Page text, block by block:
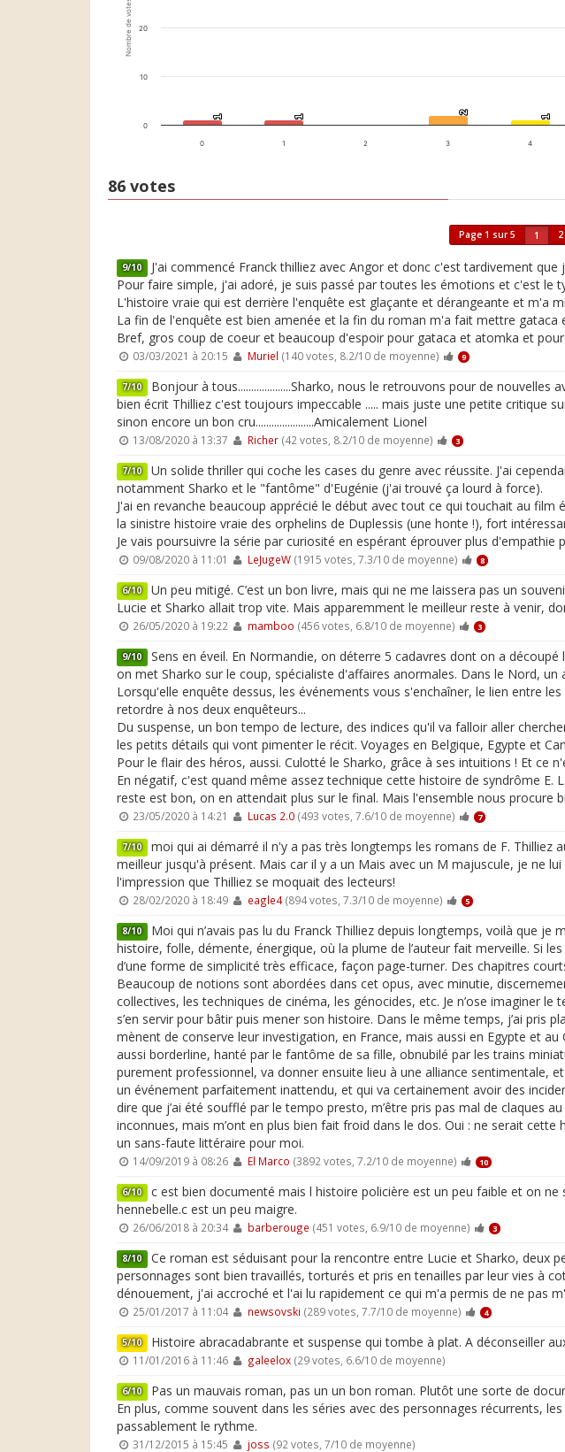
Nombre de votes
1
1 1
1
2
2
1
1
0 1 2 3 4
0
10
20
86 votes
Page 1 sur 5 1 2
9/10 J'ai commencé Franck thilliez avec Angor et donc c'est tardivement que
Pour faire simple, j'ai adoré, je suis passé par toutes les émotions et c'est le
L'histoire vraie qui est derrière l'enquête est glaçante et dérangeante et m'a
La fin de l'enquête est bien amenée et la fin du roman m'a fait mettre gataca
Bref, gros coup de coeur et beaucoup d'espoir pour gataca et atomka et
03/03/2021 à 20:15 Muriel (140 votes, 8.2/10 de moyenne) 9
7/10 Bonjour à tous....................Sharko, nous le retrouvons pour de
bien écrit Thilliez c'est toujours impeccable ..... mais juste une petite critique
sinon encore un bon cru......................Amicalement Lionel
13/08/2020 à 13:37 Richer(42 votes, 8.2/10 de moyenne) 3
7/10 Un solide thriller qui coche les cases du genre avec réussite. J'ai
notamment Sharko et le "fantôme" d'Eugénie (j'ai trouvé ça lourd à force).
J'ai en revanche beaucoup apprécié le début avec tout ce qui touchait au
la sinistre histoire vraie des orphelins de Duplessis (une honte !), fort
Je vais poursuivre la série par curiosité en espérant éprouver plus d'empathie
09/08/2020 à 11:01 LeJugeW(1915 votes, 7.3/10 de moyenne) 8
6/10 Un peu mitigé. C’est un bon livre, mais qui ne me laissera pas un
Lucie et Sharko allait trop vite. Mais apparemment le meilleur reste à venir,
26/05/2020 à 19:22 mamboo (456 votes, 6.8/10 de moyenne) 3
9/10 Sens en éveil. En Normandie, on déterre 5 cadavres dont on a
on met Sharko sur le coup, spécialiste d'affaires anormales. Dans le Nord,
Lorsqu'elle enquête dessus, les événements vous s'enchaîner, le lien entre
retordre à nos deux enquêteurs...
Du suspense, un bon tempo de lecture, des indices qu'il va falloir aller
les petits détails qui vont pimenter le récit. Voyages en Belgique, Egypte et
Pour le flair des héros, aussi. Culotté le Sharko, grâce à ses intuitions ! Et ce
En négatif, c'est quand même assez technique cette histoire de syndrôme
reste est bon, on en attendait plus sur le final. Mais l'ensemble nous procure
23/05/2020 à 14:21 Lucas 2.0(493 votes, 7.6/10 de moyenne) 7
7/10 moi qui ai démarré il n'y a pas très longtemps les romans de F. Thilliez
meilleur jusqu'à présent. Mais car il y a un Mais avec un M majuscule, je ne
l'impression que Thilliez se moquait des lecteurs!
28/02/2020 à 18:49 eagle4(894 votes, 7.3/10 de moyenne) 5
8/10 Moi qui n’avais pas lu du Franck Thilliez depuis longtemps, voilà que je
histoire, folle, démente, énergique, où la plume de l’auteur fait merveille. Si
d’une forme de simplicité très efficace, façon page-turner. Des chapitres
Beaucoup de notions sont abordées dans cet opus, avec minutie,
collectives, les techniques de cinéma, les génocides, etc. Je n’ose imaginer
s’en servir pour bâtir puis mener son histoire. Dans le même temps, j’ai pris
mènent de conserve leur investigation, en France, mais aussi en Egypte et
aussi borderline, hanté par le fantôme de sa fille, obnubilé par les trains
purement professionnel, va donner ensuite lieu à une alliance sentimentale,
un événement parfaitement inattendu, et qui va certainement avoir des
dire que j’ai été soufflé par le tempo presto, m’être pris pas mal de claques
inconnues, mais m’ont en plus bien fait froid dans le dos. Oui : ne serait
un sans-faute littéraire pour moi.
14/09/2019 à 08:26 El Marco (3892 votes, 7.2/10 de moyenne) 10
6/10 c est bien documenté mais l histoire policière est un peu faible et on
hennebelle.c est un peu maigre.
26/06/2018 à 20:34 barberouge (451 votes, 6.9/10 de moyenne) 3
8/10 Ce roman est séduisant pour la rencontre entre Lucie et Sharko, deux
personnages sont bien travaillés, torturés et pris en tenailles par leur vies à
dénouement, j'ai accroché et l'ai lu rapidement ce qui m'a permis de ne pas
25/01/2017 à 11:04 newsovski (289 votes, 7.7/10 de moyenne) 4
5/10 Histoire abracadabrante et suspense qui tombe à plat. A déconseiller
11/01/2016 à 11:46 galeelox(29 votes, 6.6/10 de moyenne)
6/10 Pas un mauvais roman, pas un un bon roman. Plutôt une sorte de
En plus, comme souvent dans les séries avec des personnages récurrents,
passablement le rythme.
31/12/2015 à 15:45 joss (92 votes, 7/10 de moyenne)